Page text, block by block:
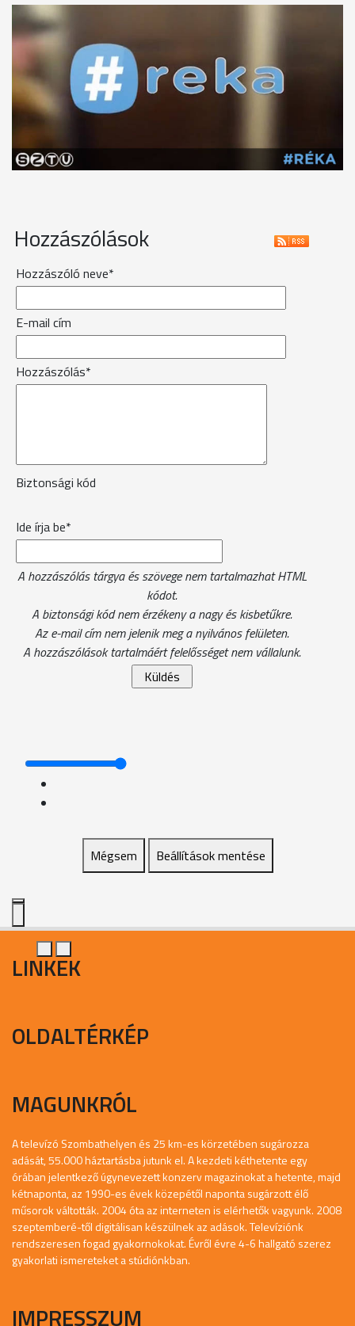
Hozzászólások
Hozzászóló neve*
E-mail cím
Hozzászólás*
Biztonsági kód
Ide írja be*
A hozzászólás tárgya és szövege nem tartalmazhat HTML
kódot.
A biztonsági kód nem érzékeny a nagy és kisbetűkre.
Az e-mail cím nem jelenik meg a nyilvános felületen.
A hozzászólások tartalmáért felelősséget nem vállalunk.
Mégsem Beállítások mentése
LINKEK
OLDALTÉRKÉP
MAGUNKRÓL
A televízó Szombathelyen és 25 km-es körzetében sugározza
adását, 55.000 háztartásba jutunk el. A kezdeti kéthetente egy
órában jelentkező úgynevezett konzerv magazinokat a hetente, majd
kétnaponta, az 1990-es évek közepétől naponta sugárzott élő
műsorok váltották. 2004 óta az interneten is elérhetők vagyunk. 2008
szeptemberé-től digitálisan készülnek az adások. Televíziónk
rendszeresen fogad gyakornokokat. Évről évre 4-6 hallgató szerez
gyakorlati ismereteket a stúdiónkban.
IMPRESSZUM